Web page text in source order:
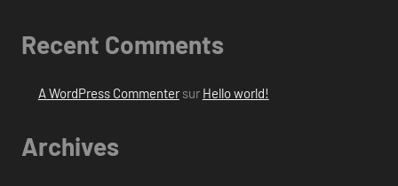
Recent Comments
A WordPress Commentersur Hello world!
Archives